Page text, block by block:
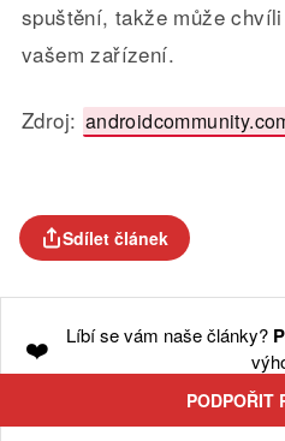
spuštění, takže může
vašem zařízení.
Zdroj:
Sdílet článek
❤️ Líbí se vám naše články?
PODPOŘIT